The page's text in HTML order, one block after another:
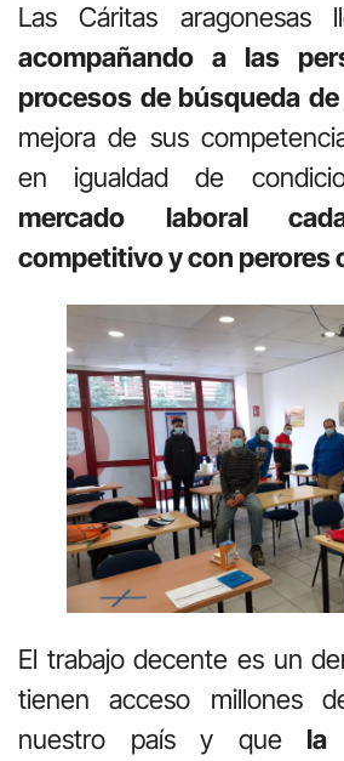
Las Cáritas aragonesas
acompañando a las
procesos de búsqueda
mejora de sus
en igualdad de
mercado laboral
competitivo y con perores
El trabajo decente es un
tienen acceso millones
nuestro país y que la